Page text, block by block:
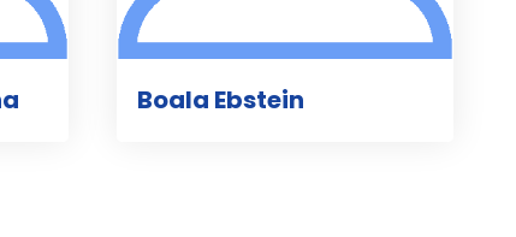
Boala Ebstein